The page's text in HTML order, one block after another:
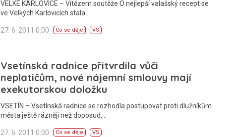
VELKÉ KARLOVICE – Vítězem soutěže O nejlepší valašský recept se
ve Velkých Karlovicích stala…
27. 6. 2011 0:00 Co se děje VS
Vsetínská radnice přitvrdila vůči
neplatičům, nové nájemní smlouvy mají
exekutorskou doložku
VSETÍN – Vsetínská radnice se rozhodla postupovat proti dlužníkům
města ještě rázněji než doposud,…
27. 6. 2011 0:00 Co se děje VS